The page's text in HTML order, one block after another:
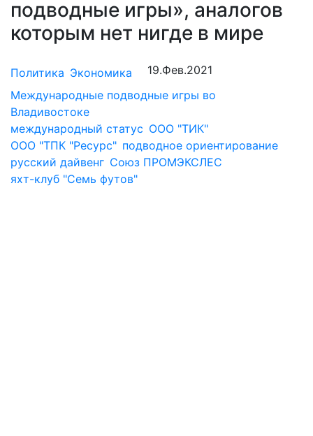
подводные игры», аналогов
которым нет нигде в мире
Политика Экономика
19.Фев.2021
Международные подводные игры во
Владивостоке
международный статус ООО "ТИК"
ООО "ТПК "Ресурс" подводное ориентирование
русский дайвенг Союз ПРОМЭКСЛЕС
яхт-клуб "Семь футов"